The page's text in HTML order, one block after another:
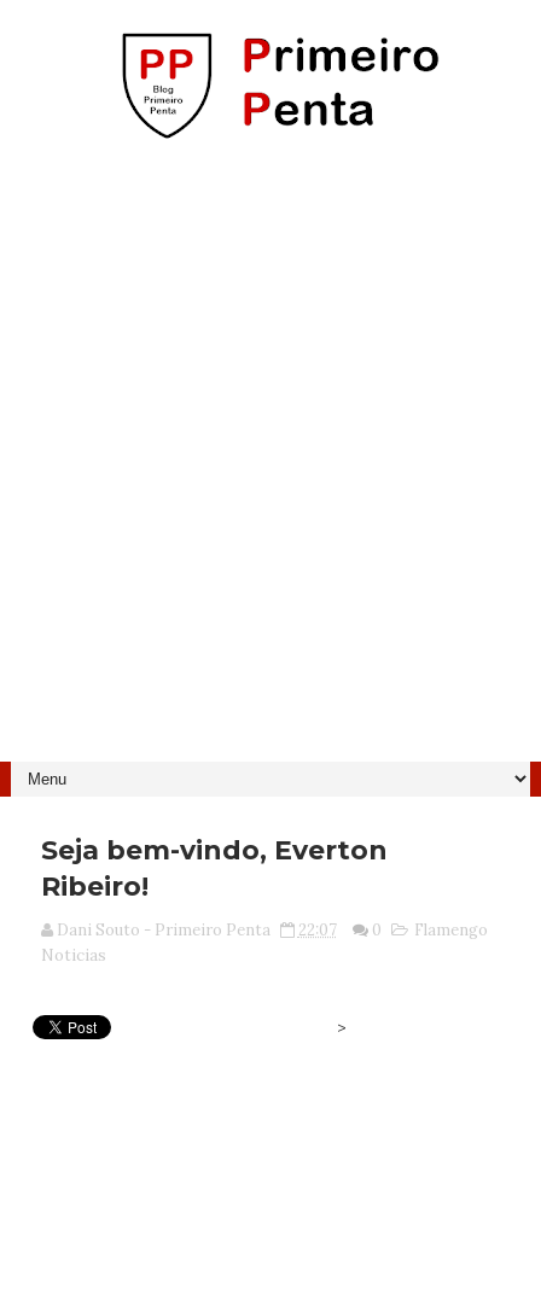
Seja bem-vindo, Everton
Ribeiro!
Dani Souto - Primeiro Penta 22:07 0
Flamengo
Noticias
>